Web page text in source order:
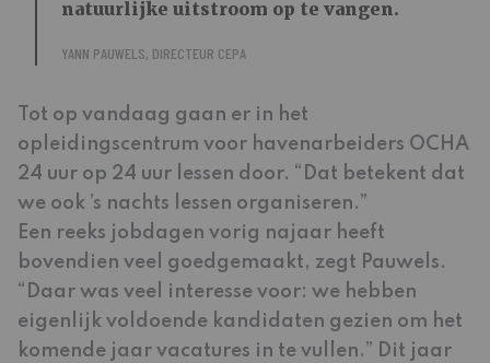
natuurlijke uitstroom op te vangen.
YANN PAUWELS, DIRECTEUR CEPA
Tot op vandaag gaan er in het
opleidingscentrum voor havenarbeiders OCHA
24 uur op 24 uur lessen door. “Dat betekent dat
we ook ’s nachts lessen organiseren.”
Een reeks jobdagen vorig najaar heeft
bovendien veel goedgemaakt, zegt Pauwels.
“Daar was veel interesse voor: we hebben
eigenlijk voldoende kandidaten gezien om het
komende jaar vacatures in te vullen.” Dit jaar